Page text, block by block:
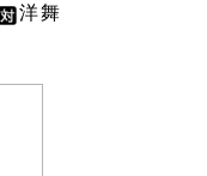
洋舞